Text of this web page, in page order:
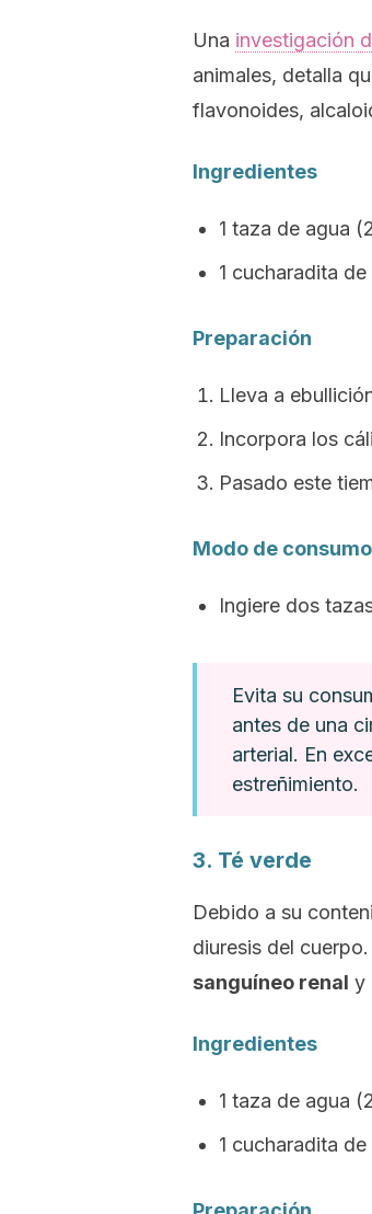
Una investigación
animales, detalla
flavonoides,
Ingredientes
1 taza de agua
1 cucharadita
Preparación
Lleva a
Incorpora los
Pasado este
Modo de consumo
Ingiere dos
Evita su
antes de una
arterial. En
estreñimiento.
3. Té verde
Debido a su
diuresis del
sanguíneo renal y
Ingredientes
1 taza de agua
1 cucharadita